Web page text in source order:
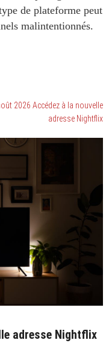
de plateforme peut
malintentionnés.
2026 Accédez à la nouvelle
adresse Nightflix
adresse Nightflix